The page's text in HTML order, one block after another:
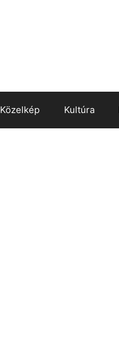
Közelkép Kultúra